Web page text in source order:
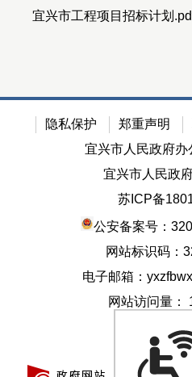
宜兴市工程项目招标计划
隐私保护 郑重声明
宜兴市人民政府办
宜兴市人民政
苏ICP备
公安备案号：
网站标识码：
电子邮箱：
网站访问量：